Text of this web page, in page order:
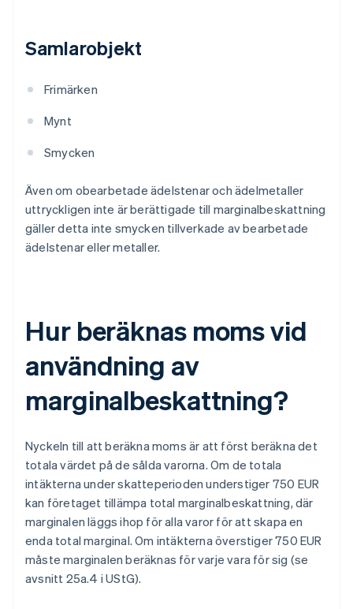
Samlarobjekt
Frimärken
Mynt
Smycken
Även om obearbetade ädelstenar och ädelmetaller
uttryckligen inte är berättigade till marginalbeskattning
gäller detta inte smycken tillverkade av bearbetade
ädelstenar eller metaller.
Hur beräknas moms vid
användning av
marginalbeskattning?
Nyckeln till att beräkna moms är att först beräkna det
totala värdet på de sålda varorna. Om de totala
intäkterna under skatteperioden understiger 750 EUR
kan företaget tillämpa total marginalbeskattning, där
marginalen läggs ihop för alla varor för att skapa en
enda total marginal. Om intäkterna överstiger 750 EUR
måste marginalen beräknas för varje vara för sig (se
avsnitt 25a.4 i UStG).